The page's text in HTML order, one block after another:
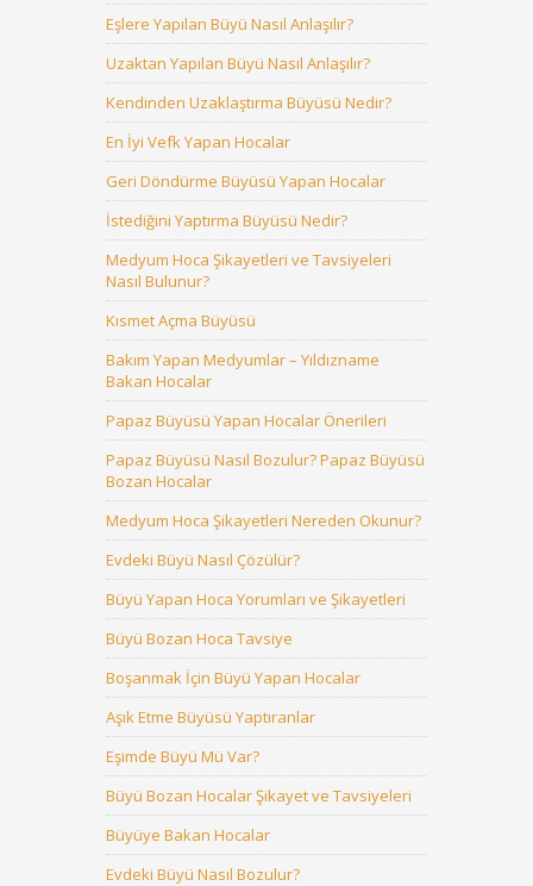
Eşlere Yapılan Büyü Nasıl Anlaşılır?
Uzaktan Yapılan Büyü Nasıl Anlaşılır?
Kendinden Uzaklaştırma Büyüsü Nedir?
En İyi Vefk Yapan Hocalar
Geri Döndürme Büyüsü Yapan Hocalar
İstediğini Yaptırma Büyüsü Nedir?
Medyum Hoca Şikayetleri ve Tavsiyeleri
Nasıl Bulunur?
Kısmet Açma Büyüsü
Bakım Yapan Medyumlar – Yıldızname
Bakan Hocalar
Papaz Büyüsü Yapan Hocalar Önerileri
Papaz Büyüsü Nasıl Bozulur? Papaz Büyüsü
Bozan Hocalar
Medyum Hoca Şikayetleri Nereden Okunur?
Evdeki Büyü Nasıl Çözülür?
Büyü Yapan Hoca Yorumları ve Şikayetleri
Büyü Bozan Hoca Tavsiye
Boşanmak İçin Büyü Yapan Hocalar
Aşık Etme Büyüsü Yaptıranlar
Eşimde Büyü Mü Var?
Büyü Bozan Hocalar Şikayet ve Tavsiyeleri
Büyüye Bakan Hocalar
Evdeki Büyü Nasıl Bozulur?